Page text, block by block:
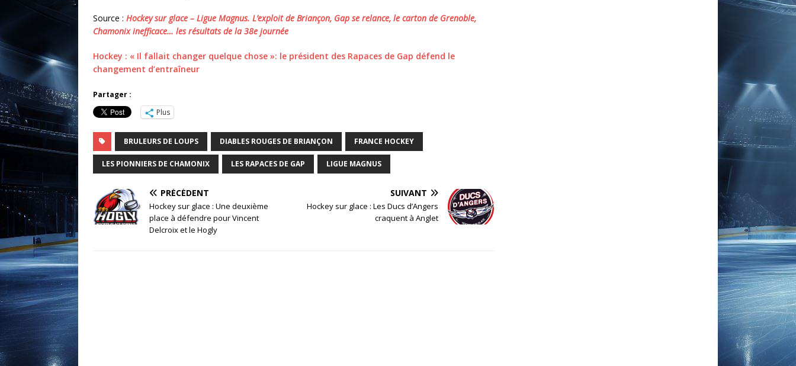
Source : Hockey sur glace – Ligue Magnus. L’exploit de Briançon, Gap se relance, le carton de Grenoble,
Chamonix inefficace… les résultats de la 38e journée
Hockey : « Il fallait changer quelque chose »: le président des Rapaces de Gap défend le
changement d’entraîneur
Partager :
Plus
BRULEURS DE LOUPS DIABLES ROUGES DE BRIANÇON FRANCE HOCKEY
LES PIONNIERS DE CHAMONIX LES RAPACES DE GAP LIGUE MAGNUS
PRÉCÉDENT
Hockey sur glace : Une deuxième
place à défendre pour Vincent
Delcroix et le Hogly
SUIVANT
Hockey sur glace : Les Ducs d’Angers
craquent à Anglet